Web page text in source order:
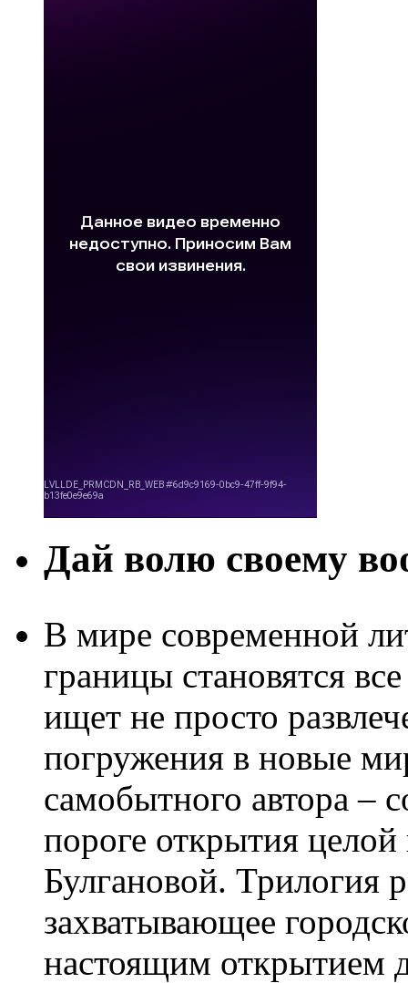
Дай волю своему
В мире современной
границы становятся
ищет не просто
погружения в новые
самобытного автора –
пороге открытия
Булгановой. Трилогия
захватывающее
настоящим открытием